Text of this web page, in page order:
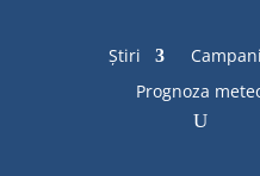
Știri
Prognoza